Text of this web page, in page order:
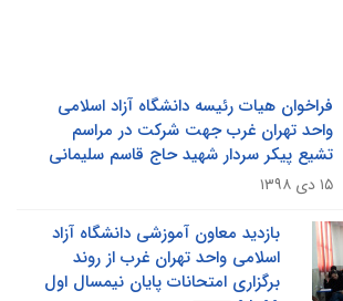
فراخوان هیات رئیسه دانشگاه آزاد اسلامی
واحد تهران غرب جهت شرکت در مراسم
تشیع پیکر سردار شهید حاج قاسم سلیمانی
بازدید معاون آموزشی دانشگاه آزاد
اسلامی واحد تهران غرب از روند
برگزاری امتحانات پایان نیمسال اول